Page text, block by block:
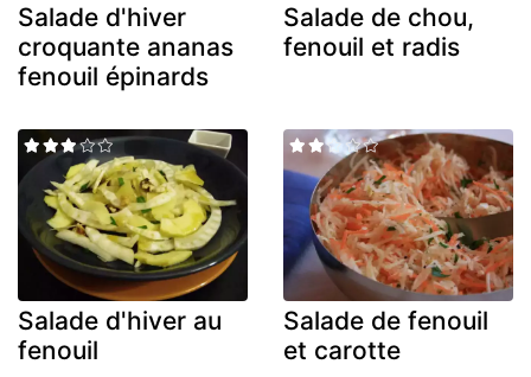
Salade d'hiver
croquante ananas
fenouil épinards
Salade de chou,
fenouil et radis
Salade d'hiver au
fenouil
Salade de fenouil
et carotte